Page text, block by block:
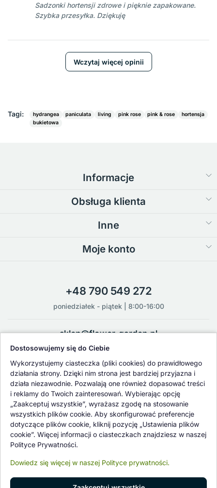
Sadzonki hortensji zdrowe i pięknie zapakowane.
Szybka przesyłka. Dziękuję
Wczytaj więcej opinii
Tagi: hydrangea paniculata living pink rose pink & rose
hortensja
bukietowa
Informacje
Obsługa klienta
Inne
Moje konto
+48 790 549 272
poniedziałek - piątek | 8:00-16:00
sklep@flower-garden.pl
Oferowane przez nas rośliny i nasiona podlegają regularnej ścisłej
kontroli jakości oraz kontroli zdrowotnej przeprowadzanej przez
wykwalifikowane osoby z Państwowej Inspekcji Ochrony Roślin i
Nasiennictwa.
Dostosowujemy się do Ciebie
Wykorzystujemy ciasteczka (pliki cookies) do prawidłowego
działania strony. Dzięki nim strona jest bardziej przyjazna i
działa niezawodnie. Pozwalają one również dopasować treści
i reklamy do Twoich zainteresowań. Wybierając opcję
„Zaakceptuj wszystkie”, wyrażasz zgodę na stosowanie
wszystkich plików cookie. Aby skonfigurować preferencje
dotyczące plików cookie, kliknij pozycję „Ustawienia plików
cookie”. Więcej informacji o ciasteczkach znajdziesz w naszej
Polityce Prywatności.
Dowiedz się więcej w naszej Polityce prywatności.